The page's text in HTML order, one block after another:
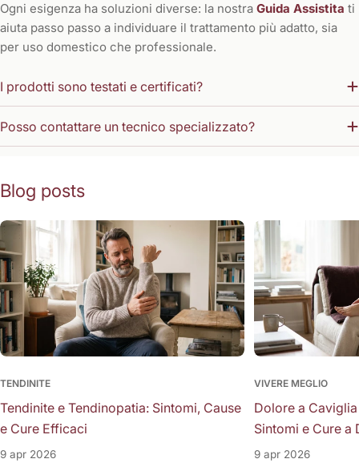
Ogni esigenza ha soluzioni diverse: la nostra Guida Assistita ti
aiuta passo passo a individuare il trattamento più adatto, sia
per uso domestico che professionale.
I prodotti sono testati e certificati?
Posso contattare un tecnico specializzato?
Blog posts
TENDINITE
Tendinite e Tendinopatia: Sintomi, Cause
e Cure Efficaci
9 apr 2026
VIVERE MEGLIO
Dolore a
Sintomi e Cure a
9 apr 2026